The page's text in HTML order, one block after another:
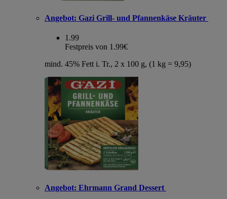
Angebot: Gazi Grill- und Pfannenkäse Kräuter
1.99
Festpreis von 1.99€
mind. 45% Fett i. Tr., 2 x 100 g, (1 kg = 9,95)
Angebot: Ehrmann Grand Dessert